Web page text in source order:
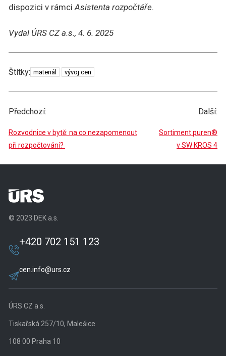
dispozici v rámciAsistenta rozpočtáře.
Vydal ÚRS CZ a.s., 4. 6. 2025
Štítky:Štítky
materiál vývoj cen
Předchozí: Další:
Rozvodnice v bytě: na co nezapomenout
při rozpočtování?
Sortiment puren®
v SW KROS 4
© 2023 DEK a.s.
+420 702 151 123
cen.info@urs.cz
ÚRS CZ a.s.
Tiskařská 257/10, Malešice
108 00 Praha 10